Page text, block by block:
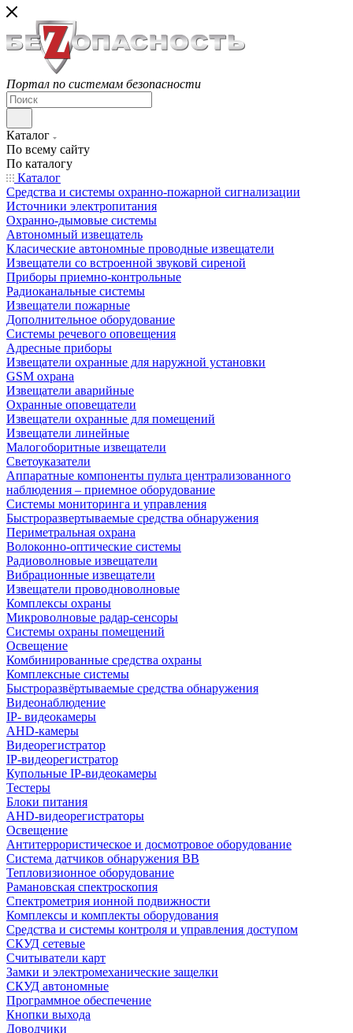
Портал по системам безопасности
Каталог
По всему сайту
По каталогу
Каталог
Средства и системы охранно-пожарной сигнализации
Источники электропитания
Охранно-дымовые системы
Автономный извещатель
Класические автономные проводные извещатели
Извещатели со встроенной звуковй сиреной
Приборы приемно-контрольные
Радиоканальные системы
Извещатели пожарные
Дополнительное оборудование
Системы речевого оповещения
Адресные приборы
Извещатели охранные для наружной установки
GSM охрана
Извещатели аварийные
Охранные оповещатели
Извещатели охранные для помещений
Извещатели линейные
Малогоборитные извещатели
Светоуказатели
Аппаратные компоненты пульта централизованного
наблюдения – приемное оборудование
Системы мониторинга и управления
Быстроразвертываемые средства обнаружения
Периметральная охрана
Волоконно-оптические системы
Радиоволновые извещатели
Вибрационные извещатели
Извещатели проводноволновые
Комплексы охраны
Микроволновые радар-сенсоры
Системы охраны помещений
Освещение
Комбинированные средства охраны
Комплексные системы
Быстроразвёртываемые средства обнаружения
Видеонаблюдение
IP- видеокамеры
AHD-камеры
Видеорегистратор
IP-видеорегистратор
Купольные IP-видеокамеры
Тестеры
Блоки питания
AHD-видеорегистраторы
Освещение
Антитеррористическое и досмотровое оборудование
Cистема датчиков обнаружения ВВ
Тепловизионное оборудование
Рамановская спектроскопия
Спектрометрия ионной подвижности
Комплексы и комплекты оборудования
Средства и системы контроля и управления доступом
СКУД сетевые
Считыватели карт
Замки и электромеханические защелки
СКУД автономные
Программное обеспечение
Кнопки выхода
Доводчики